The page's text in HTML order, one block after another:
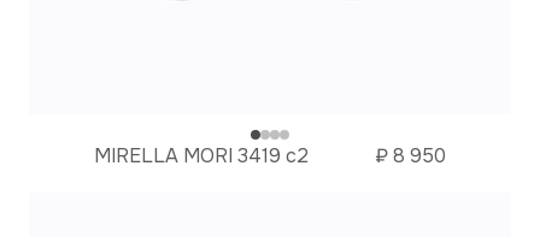
MIRELLA MORI 3419 c2 ₽8 950